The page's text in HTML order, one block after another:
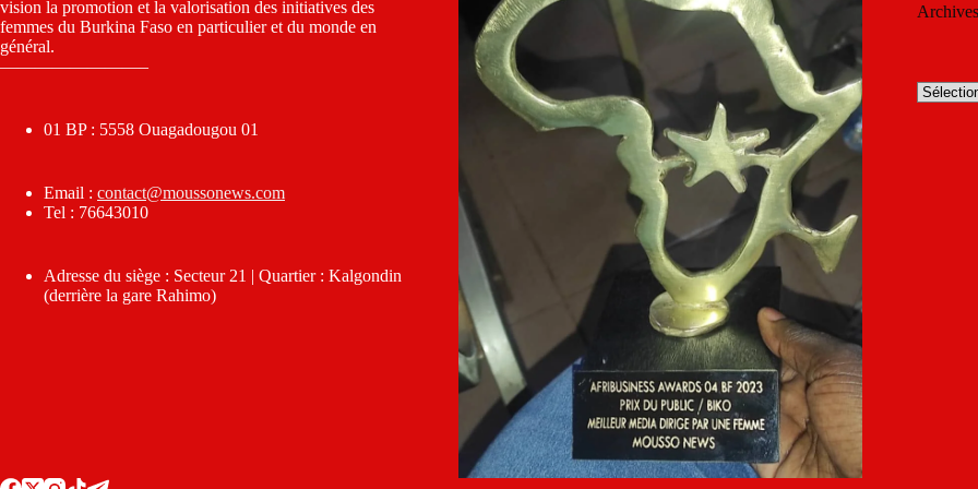
vision la promotion et la valorisation des initiatives des
femmes du Burkina Faso en particulier et du monde en
général.
————————–
01 BP : 5558 Ouagadougou 01
Email : contact@moussonews.com
Tel : 76643010
Adresse du siège : Secteur 21 | Quartier : Kalgondin
(derrière la gare Rahimo)
Archives
Archives